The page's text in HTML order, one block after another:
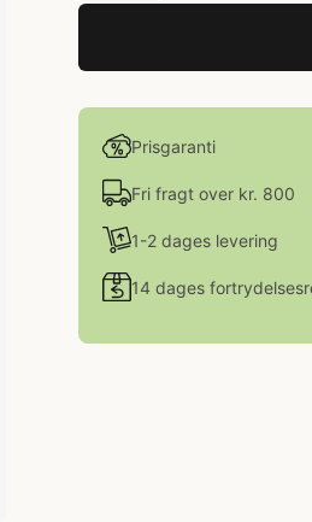
Prisgaranti
Fri fragt over kr. 800
1-2 dages levering
14 dages